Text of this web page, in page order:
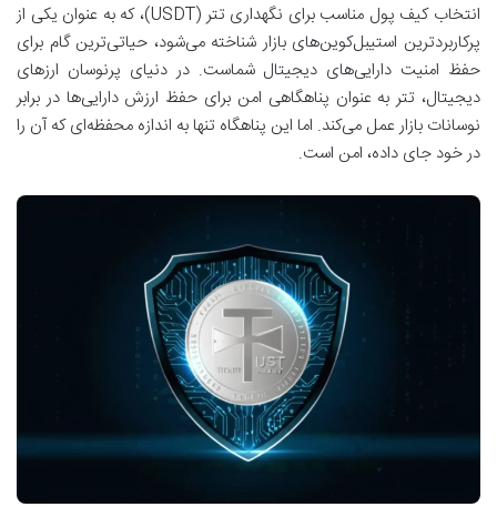
انتخاب کیف پول مناسب برای نگهداری تتر (USDT)، که به عنوان یکی از
پرکاربردترین استیبل‌کوین‌های بازار شناخته می‌شود، حیاتی‌ترین گام برای
حفظ امنیت دارایی‌های دیجیتال شماست. در دنیای پرنوسان ارزهای
دیجیتال، تتر به عنوان پناهگاهی امن برای حفظ ارزش دارایی‌ها در برابر
نوسانات بازار عمل می‌کند. اما این پناهگاه تنها به اندازه محفظه‌ای که آن را
در خود جای داده، امن است.